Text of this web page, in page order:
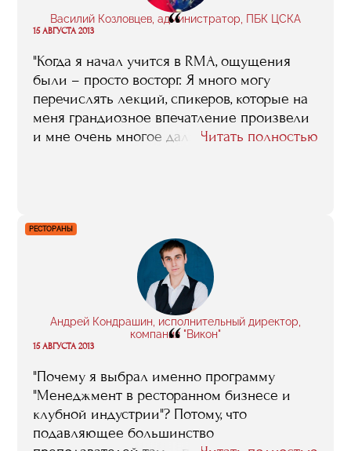
Василий Козловцев, администратор, ПБК ЦСКА
“
15 АВГУСТА 2013
"Когда я начал учится в RMA, ощущения
были – просто восторг. Я много могу
перечислять лекций, спикеров, которые на
меня грандиозное впечатление произвели
и мне очень многое дали. Ну, вот взять хотя
кроме как RMA у нас такого никто не
Читать полностью
РЕСТОРАНЫ
Андрей Кондрашин, исполнительный директор,
компания "Викон"
“
15 АВГУСТА 2013
"Почему я выбрал именно программу
"Менеджмент в ресторанном бизнесе и
клубной индустрии"? Потому, что
подавляющее большинство